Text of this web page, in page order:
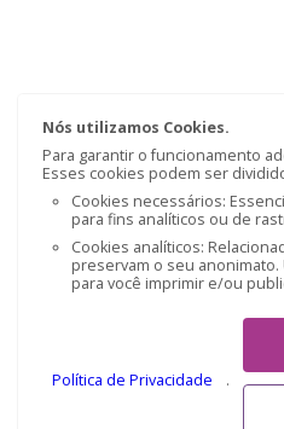
Nós utilizamos Cookies.
Para garantir o funcionamento
Esses cookies podem ser
Cookies necessários:
para fins analíticos ou de
Cookies analíticos:
preservam o seu
para você imprimir e/ou
Política de Privacidade .